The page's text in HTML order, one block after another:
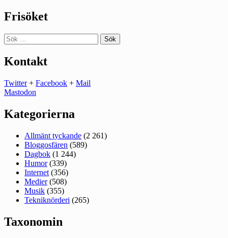
Frisöket
Sök
efter:
Kontakt
Twitter+ Facebook + Mail
Mastodon
Kategorierna
Allmänt tyckande (2 261)
Bloggosfären (589)
Dagbok (1 244)
Humor(339)
Internet (356)
Medier(508)
Musik (355)
Tekniknörderi (265)
Taxonomin